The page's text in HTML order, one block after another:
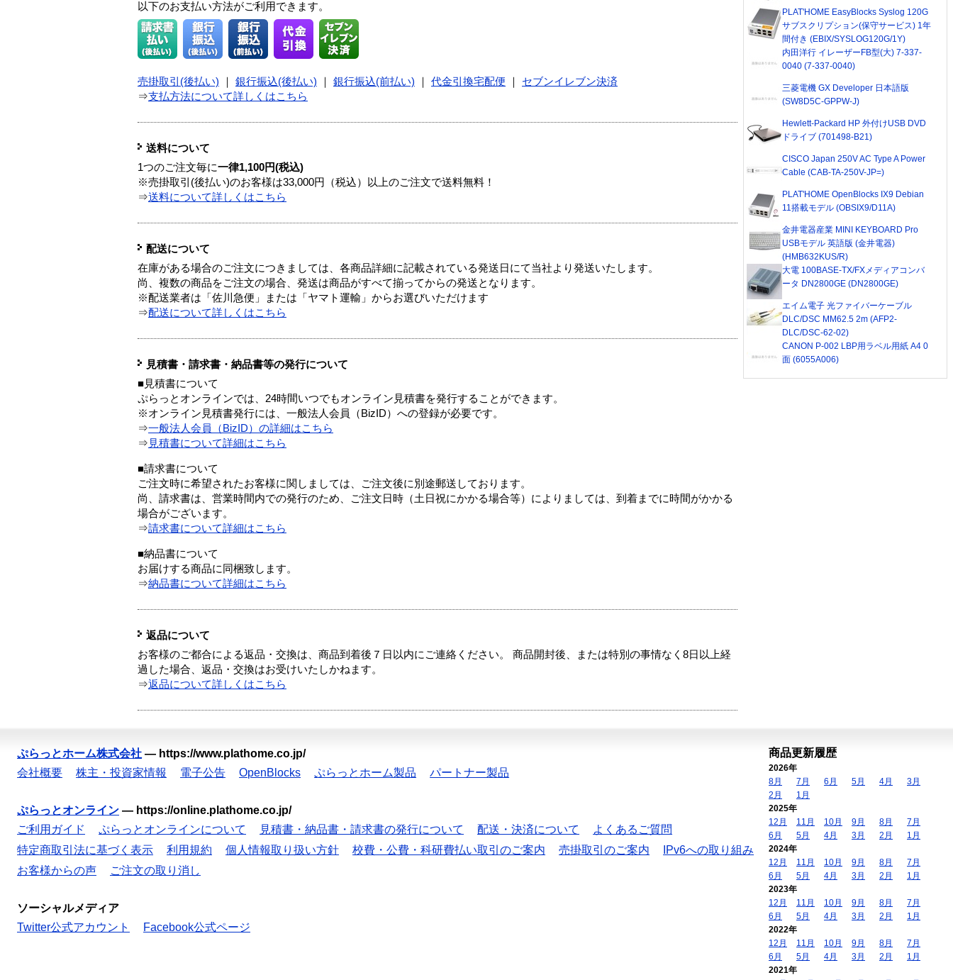
以下のお支払い方法がご利用できます。
売掛取引(後払い) 銀行振込(後払い) 銀行振込(前払い) 代金引換宅配便
セブンイレブン決済
⇒支払方法について詳しくはこちら
送料について
1つのご注文毎に一律1,100円(税込)
※売掛取引(後払い)のお客様は33,000円（税込）以上のご注文で送料無料！
⇒送料について詳しくはこちら
配送について
在庫がある場合のご注文につきましては、各商品詳細に記載されている発送日にて当社より発送いたします。
尚、複数の商品をご注文の場合、発送は商品がすべて揃ってからの発送となります。
※配送業者は「佐川急便」または「ヤマト運輸」からお選びいただけます
⇒配送について詳しくはこちら
見積書・請求書・納品書等の発行について
■見積書について
ぷらっとオンラインでは、24時間いつでもオンライン見積書を発行することができます。
※オンライン見積書発行には、一般法人会員（BizID）への登録が必要です。
⇒一般法人会員（BizID）の詳細はこちら
⇒ 見積書について詳細はこちら
■請求書について
ご注文時に希望されたお客様に関しましては、ご注文後に別途郵送しております。
尚、請求書は、営業時間内での発行のため、ご注文日時（土日祝にかかる場合等）によりましては、到着までに時間がかかる
場合がございます。
⇒請求書について詳細はこちら
■納品書について
お届けする商品に同梱致します。
⇒納品書について詳細はこちら
返品について
お客様のご都合による返品・交換は、商品到着後７日以内にご連絡ください。 商品開封後、または特別の事情なく8日以上経
過した場合、返品・交換はお受けいたしかねます。
⇒返品について詳しくはこちら
PLAT'HOME EasyBlocks Syslog 120G
サブスクリプション(保守サービス) 1年
間付き (EBIX/SYSLOG120G/1Y)
内田洋行 イレーザーFB型(大) 7-337-
0040 (7-337-0040)
三菱電機 GX Developer 日本語版
(SW8D5C-GPPW-J)
Hewlett-Packard HP 外付けUSB DVD
ドライブ (701498-B21)
CISCO Japan 250V AC Type A Power
Cable (CAB-TA-250V-JP=)
PLAT'HOME OpenBlocks IX9 Debian
11搭載モデル (OBSIX9/D11A)
金井電器産業 MINI KEYBOARD Pro
USBモデル 英語版 (金井電器)
(HMB632KUS/R)
大電 100BASE-TX/FXメディアコンバ
ータ DN2800GE (DN2800GE)
エイム電子 光ファイバーケーブル
DLC/DSC MM62.5 2m (AFP2-
DLC/DSC-62-02)
CANON P-002 LBP用ラベル用紙 A4 0
面 (6055A006)
ぷらっとホーム株式会社 — https://www.plathome.co.jp/
会社概要
株主・投資家情報 電子公告 OpenBlocks ぷらっとホーム製品 パートナー製品
ぷらっとオンライン — https://online.plathome.co.jp/
ご利用ガイド
ぷらっとオンラインについて 見積書・納品書・請求書の発行について 配送・決済について
よくあるご質問
特定商取引法に基づく表示
利用規約 個人情報取り扱い方針 校費・公費・科研費払い取引のご案内 売掛取引のご案内
IPv6への取り組み
お客様からの声
ご注文の取り消し
ソーシャルメディア
Twitter公式アカウント
Facebook公式ページ
商品更新履歴
2026年
8月
7月 6月 5月 4月
3月
2月
1月
2025年
12月
11月 10月 9月 8月
7月
6月
5月 4月 3月 2月
1月
2024年
12月
11月 10月 9月 8月
7月
6月
5月 4月 3月 2月
1月
2023年
12月
11月 10月 9月 8月
7月
6月
5月 4月 3月 2月
1月
2022年
12月
11月 10月 9月 8月
7月
6月
5月 4月 3月 2月
1月
2021年